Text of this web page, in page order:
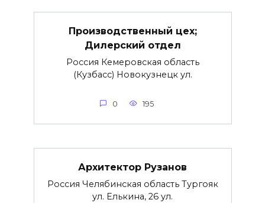
Производственный цех;
Дилерский отдел
Россия Кемеровская область
(Кузбасс) Новокузнецк ул.
0 195
Архитектор Рузанов
Россия Челябинская область Тургояк
ул. Елькина, 26 ул.